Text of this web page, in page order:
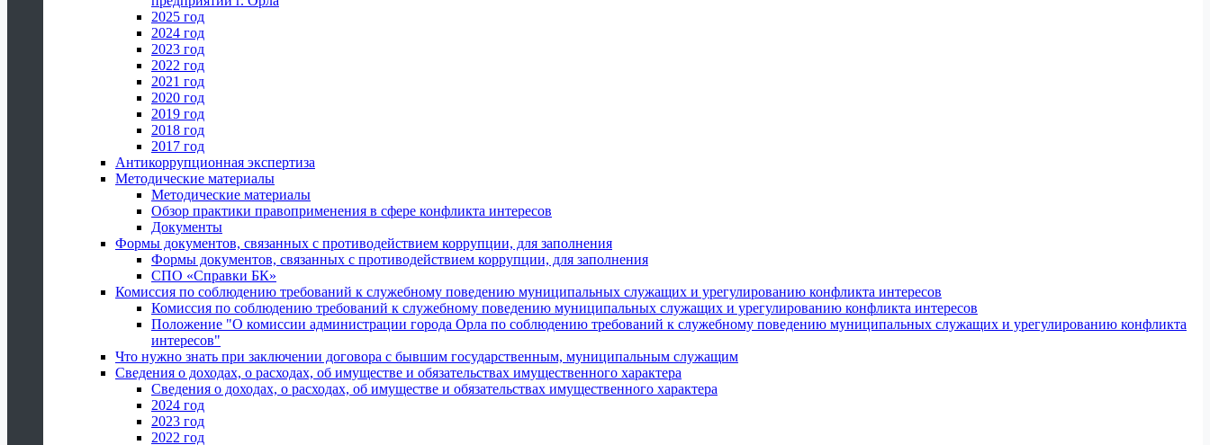
2025 год
2024 год
2023 год
2022 год
2021 год
2020 год
2019 год
2018 год
2017 год
Антикоррупционная экспертиза
Методические материалы
Методические материалы
Обзор практики правоприменения в сфере конфликта интересов
Документы
Формы документов, связанных с противодействием коррупции, для заполнения
Формы документов, связанных с противодействием коррупции, для заполнения
СПО «Справки БК»
Комиссия по соблюдению требований к служебному поведению муниципальных служащих и урегулированию конфликта интересов
Комиссия по соблюдению требований к служебному поведению муниципальных служащих и урегулированию конфликта интересов
Положение "О комиссии администрации города Орла по соблюдению требований к служебному поведению муниципальных служащих и урегулированию конфликта
интересов"
Что нужно знать при заключении договора с бывшим государственным, муниципальным служащим
Сведения о доходах, о расходах, об имуществе и обязательствах имущественного характера
Сведения о доходах, о расходах, об имуществе и обязательствах имущественного характера
2024 год
2023 год
2022 год